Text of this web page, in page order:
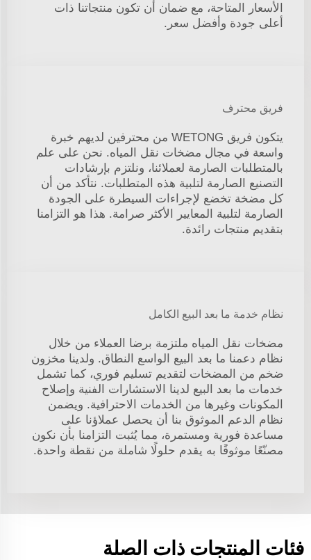
الأسعار المتاحة، مع ضمان أن تكون منتجاتنا ذات
أعلى جودة وأفضل سعر.
فريق محترف
يتكون فريق WETONG من محترفين لديهم خبرة
واسعة في مجال مضخات نقل المياه. نحن على علم
بالمتطلبات الصارمة لعملائنا، ونلتزم بإرشادات
التصنيع الصارمة لتلبية هذه المتطلبات. نتأكد من أن
كل مضخة تخضع لإجراءات السيطرة على الجودة
الصارمة لتلبية المعايير الأكثر صرامة. هذا هو التزامنا
بتقديم منتجات رائدة.
نظام خدمة ما بعد البيع الكامل
مضخات نقل المياه ملتزمة برضا العملاء من خلال
نظام دعمنا ما بعد البيع الواسع النطاق. ولدينا مخزون
ضخم من المضخات لتقديم تسليم فوري، كما تشمل
خدمات ما بعد البيع لدينا الاستشارات الفنية وإصلاح
المكونات وغيرها من الخدمات الاحترافية. ويضمن
نظام الدعم الموثوق بنا أن يحصل عملاؤنا على
مساعدة فورية ومستمرة، مما يُثبت التزامنا بأن نكون
مصنّعًا موثوقًا به يقدم حلولًا شاملة من نقطة واحدة.
فئات المنتجات ذات الصلة